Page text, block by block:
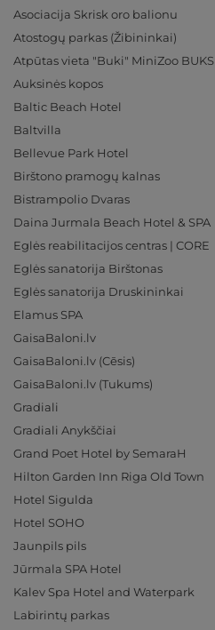
Asociacija Skrisk oro balionu
Atostogų parkas (Žibininkai)
Atpūtas vieta "Buki" MiniZoo BUKS
Auksinės kopos
Baltic Beach Hotel
Baltvilla
Bellevue Park Hotel
Birštono pramogų kalnas
Bistrampolio Dvaras
Daina Jurmala Beach Hotel & SPA
Eglės reabilitacijos centras | CORE
Eglės sanatorija Birštonas
Eglės sanatorija Druskininkai
Elamus SPA
GaisaBaloni.lv
GaisaBaloni.lv (Cēsis)
GaisaBaloni.lv (Tukums)
Gradiali
Gradiali Anykščiai
Grand Poet Hotel by SemaraH
Hilton Garden Inn Riga Old Town
Hotel Sigulda
Hotel SOHO
Jaunpils pils
Jūrmala SPA Hotel
Kalev Spa Hotel and Waterpark
Labirintų parkas